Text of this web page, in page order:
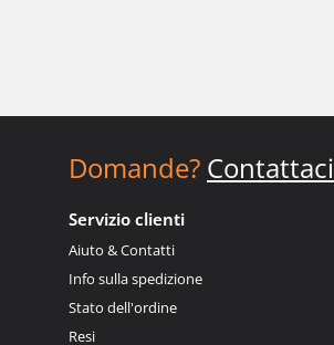
Domande? Contattaci
Servizio clienti
Aiuto & Contatti
Info sulla spedizione
Stato dell'ordine
Resi